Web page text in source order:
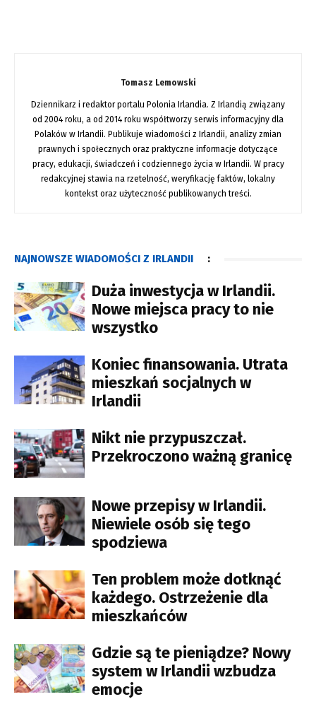
Tomasz Lemowski
Dziennikarz i redaktor portalu Polonia Irlandia. Z Irlandią związany
od 2004 roku, a od 2014 roku współtworzy serwis informacyjny dla
Polaków w Irlandii. Publikuje wiadomości z Irlandii, analizy zmian
prawnych i społecznych oraz praktyczne informacje dotyczące
pracy, edukacji, świadczeń i codziennego życia w Irlandii. W pracy
redakcyjnej stawia na rzetelność, weryfikację faktów, lokalny
kontekst oraz użyteczność publikowanych treści.
NAJNOWSZE WIADOMOŚCI Z IRLANDII :
Duża inwestycja w Irlandii.
Nowe miejsca pracy to nie
wszystko
Koniec finansowania. Utrata
mieszkań socjalnych w
Irlandii
Nikt nie przypuszczał.
Przekroczono ważną granicę
Nowe przepisy w Irlandii.
Niewiele osób się tego
spodziewa
Ten problem może dotknąć
każdego. Ostrzeżenie dla
mieszkańców
Gdzie są te pieniądze? Nowy
system w Irlandii wzbudza
emocje